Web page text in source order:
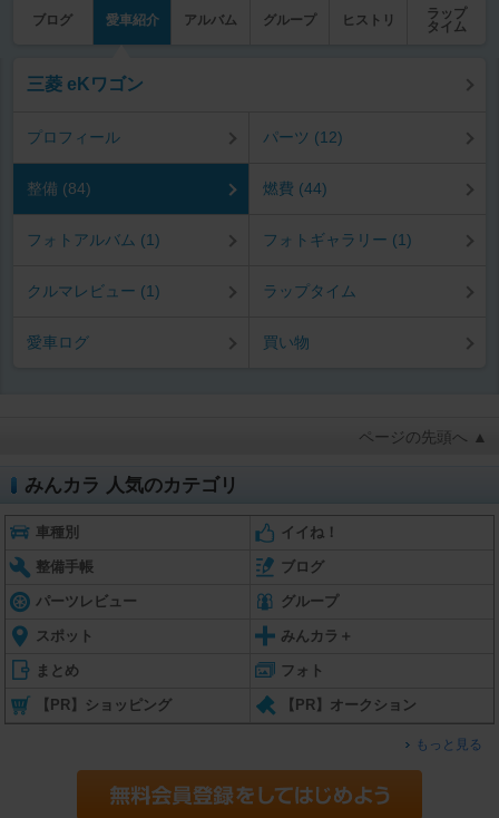
ブログ 愛車紹介 アルバム グループ ヒストリ
ラップ
タイム
三菱 eKワゴン
プロフィール パーツ (12)
整備 (84) 燃費 (44)
フォトアルバム (1) フォトギャラリー (1)
クルマレビュー (1) ラップタイム
愛車ログ 買い物
ページの先頭へ ▲
みんカラ 人気のカテゴリ
車種別 イイね！
整備手帳 ブログ
パーツレビュー グループ
スポット みんカラ＋
まとめ フォト
【PR】ショッピング 【PR】オークション
もっと見る